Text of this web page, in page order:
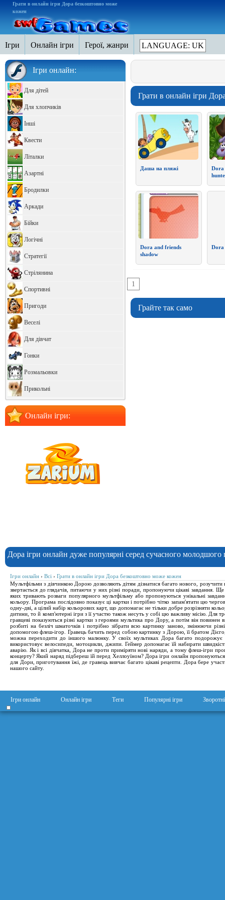
Грати в онлайн ігри Дора безкоштовно може
кожен
Дора ігри онлайн дуже популярні серед сучасного
Ігри онлайн › Всі › Грати в онлайн ігри Дора безкоштовно може кожен
Мультфільми з дівчинкою Дорою дозволяють дітям дізнатися багато нового, розучити
звертається до глядачів, питаючи у них різні поради, пропонуючи цікаві завдання.
яких тривають розваги популярного мультфільму або пропонуються унікальні
кольору. Програма послідовно показує ці картки і потрібно чітко запам'ятати цю
одну-дві, а цілий набір кольорових карт, що допомагає не тільки добре розрізняти
дитини, то й комп'ютерні ігри з її участю також несуть у собі цю важливу місію. Для
гравцеві показуються різні картки з героями мультика про Дору, а потім він
розбиті на безліч шматочків і потрібно зібрати всю картинку заново, змінюючи
допомогою флеш-ігор. Гравець бачить перед собою картинку з Дорою, її братом
можна переходити до іншого малюнку. У своїх мультиках Дора багато подорожує
використовує велосипеди, мотоцикли, джипи. Геймер допомагає їй набирати
аварію. Як і всі дівчатка, Дора не проти приміряти нові наряди, а тому флеш-ігри
концерту? Який наряд підбереш їй перед Хеллоуїном? Дора ігри онлайн
для Дори, приготування їжі, де гравець вивчає багато цікаві рецепти. Дора бере
нашого сайту.
Ігри Онлайн ігри Герої, жанри LANGUAGE: UK
Ігри онлайн:
Для дітей
Для хлопчиків
Інші
Квести
Літалки
Азартні
Бродилки
Аркади
Бійки
Логічні
Стратегії
Стрілянина
Спортивні
Пригоди
Веселі
Для дівчат
Гонки
Розмальовки
Прикольні
Онлайн ігри:
Грати в онлайн ігри
Даша на пляжі
Dora
Dora and friends
shadow
Dora
1
Грайте так само
Ігри онлайн Онлайн ігри Теги Популярні ігри